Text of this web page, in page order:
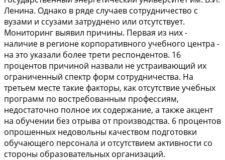
Ленина. Однако в ряде случаев сотрудничество с
вузами и ссузами затруднено или отсутствует.
Мониторинг выявил причины. Первая из них -
наличие в регионе корпоративного учебного центра -
на это указали более трети респондентов. 16
процентов причиной назвали не устраивающий их
ограниченный спектр форм сотрудничества. На
третьем месте такие факторы, как отсутствие учебных
программ по востребованным профессиям,
недостаточно полное их содержание, а также акцент
на обучении без отрыва от производства. 6 процентов
опрошенных недовольны качеством подготовки
обучающего персонала и отсутствием активности со
стороны образовательных организаций.